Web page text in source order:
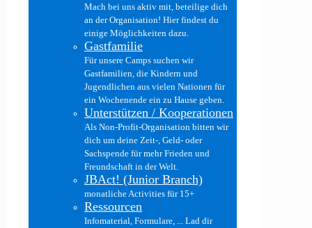
Mach bei uns aktiv mit, beteilige dich
an der Organisation! Hier findest du
einige Möglichkeiten dazu.
Gastfamilie
Für unsere Camps suchen wir
Gastfamilien, die Kindern und
Jugendlichen aus vielen Nationen für
ein Wochenende ein zu Hause geben.
Unterstützen / Kooperationen
Als Non-Profit-Organisation bitten wir
dich um deine Zeit-, Geld- oder
Sachspende für mehr Frieden und
Freundschaft in der Welt.
JBAct! (Junior Branch)
monatliche Activities für 15+
Ressourcen
Infomaterial, Formulare, ... Lad dir